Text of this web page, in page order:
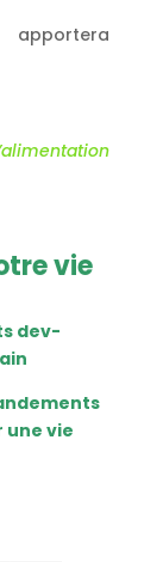
vie
dev-
une vie